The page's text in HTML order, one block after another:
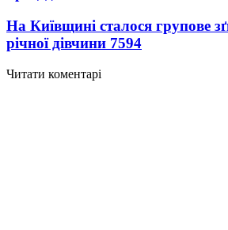
На Київщині сталося групове
річної дівчини 7594
Читати коментарі